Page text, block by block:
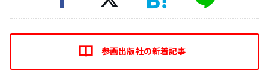
参画出版社の新着記事